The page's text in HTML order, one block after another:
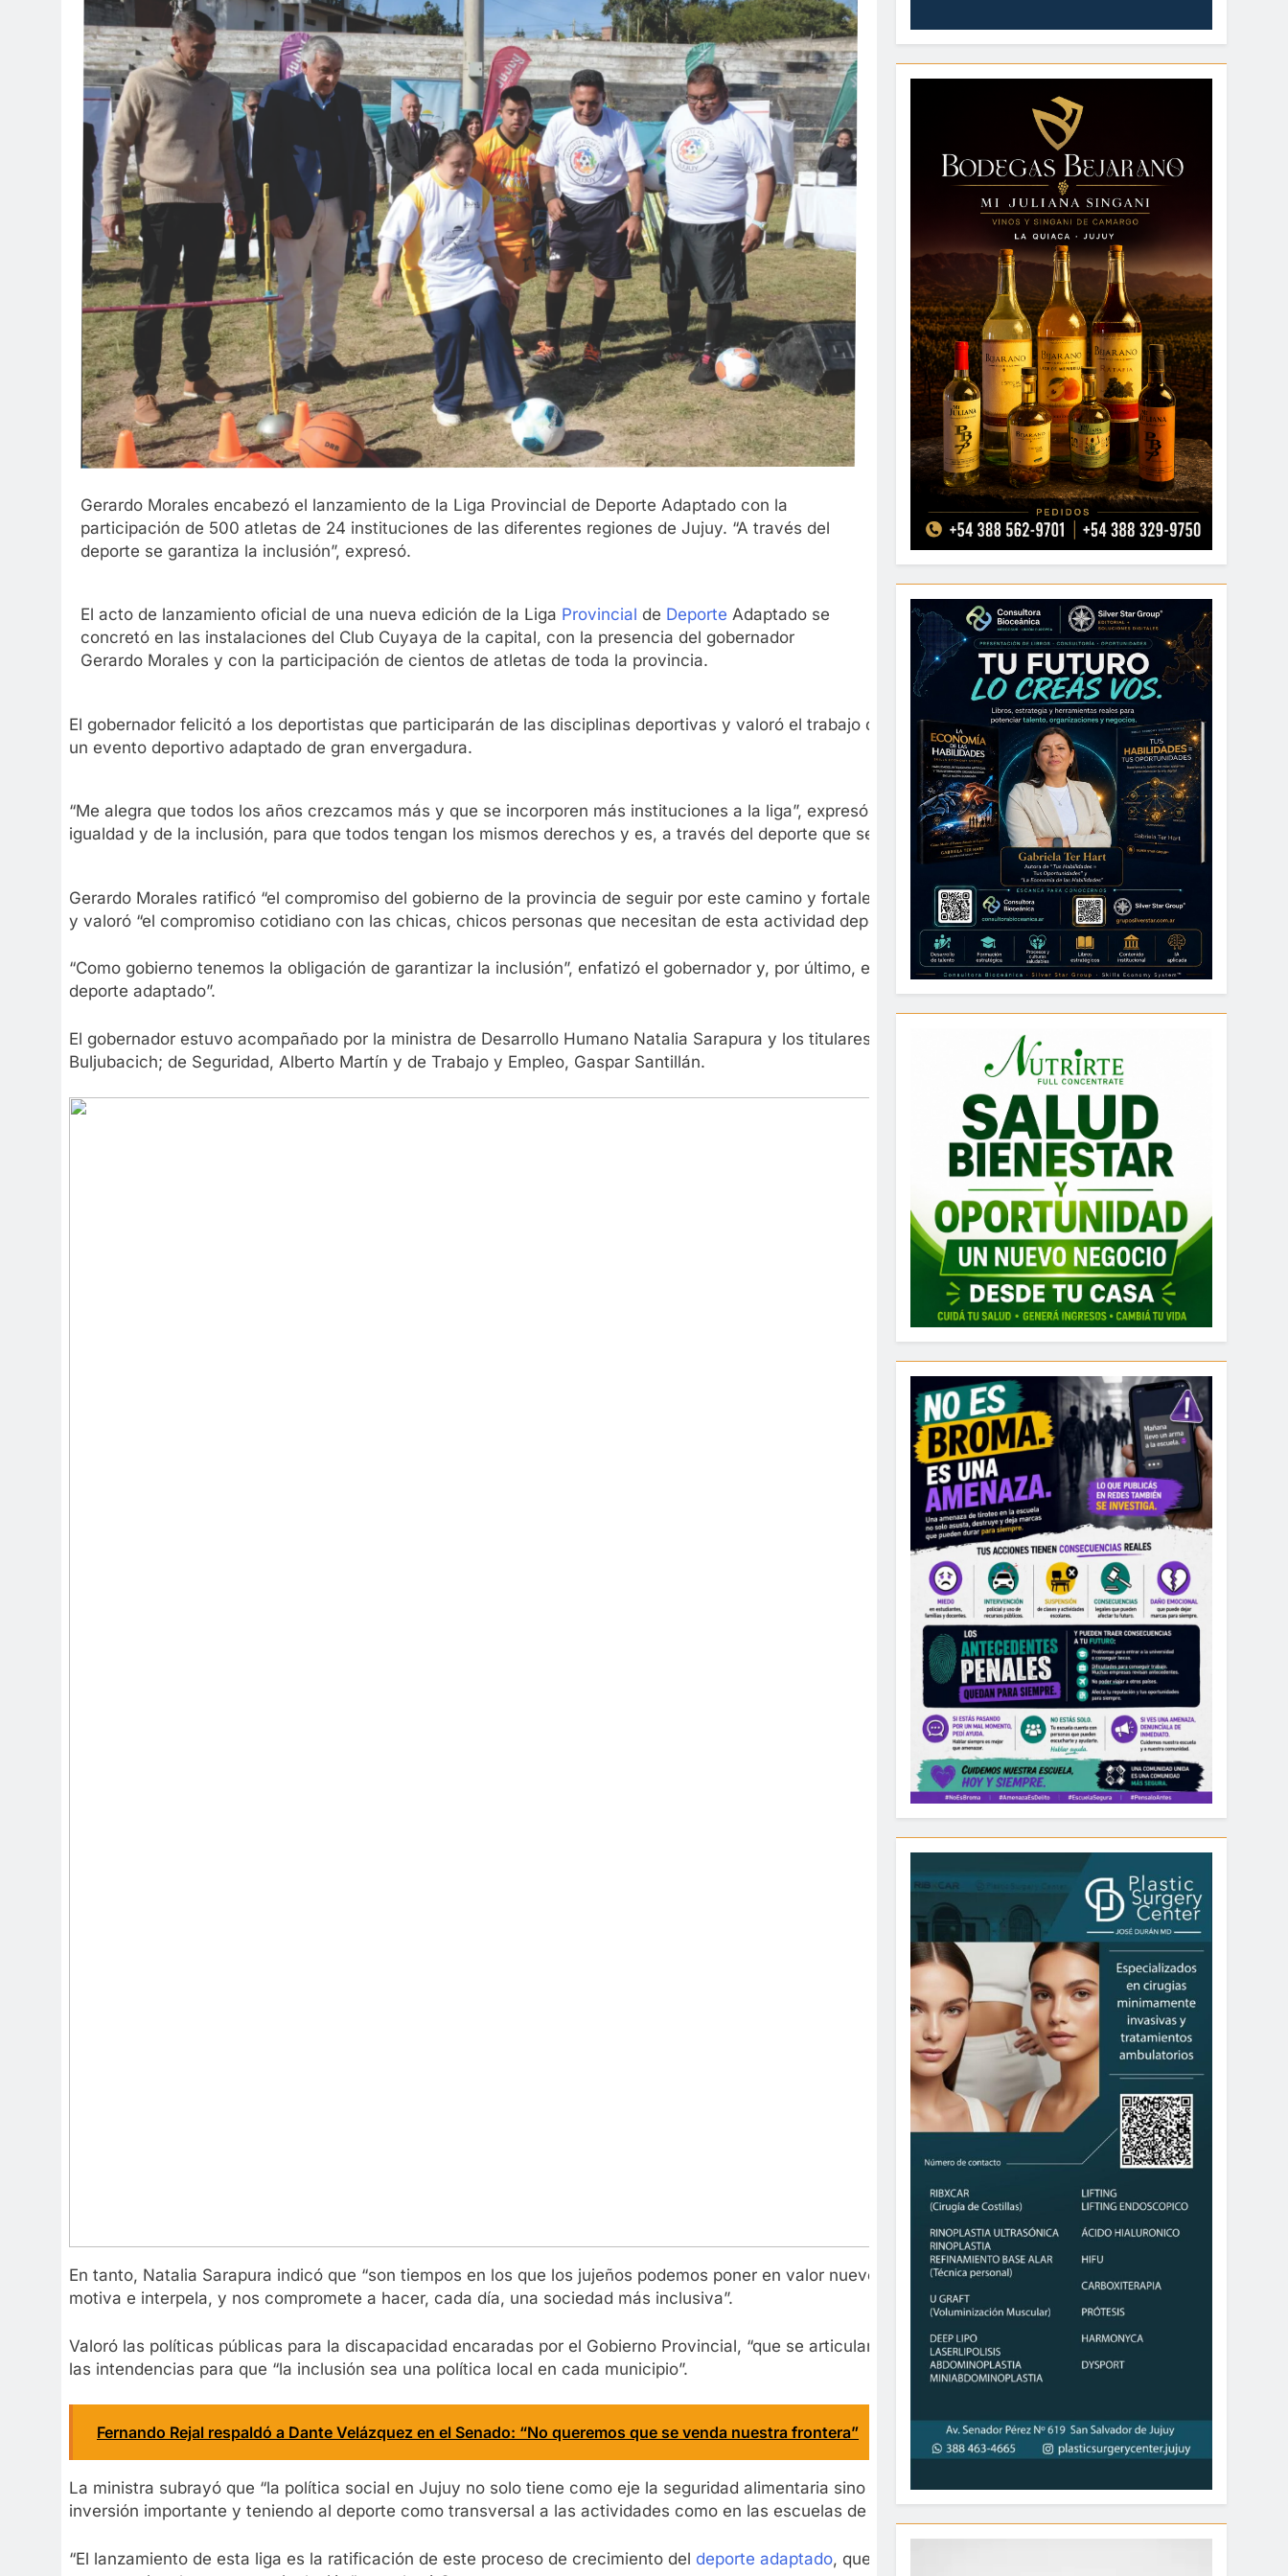
Gerardo Morales encabezó el lanzamiento de la Liga Provincial de Deporte Adaptado con la
participación de 500 atletas de 24 instituciones de las diferentes regiones de Jujuy. “A través del
deporte se garantiza la inclusión”, expresó.
El acto de lanzamiento oficial de una nueva edición de la Liga Provincial de Deporte Adaptado se
concretó en las instalaciones del Club Cuyaya de la capital, con la presencia del gobernador
Gerardo Morales y con la participación de cientos de atletas de toda la provincia.
El gobernador felicitó a los deportistas que participarán de las disciplinas deportivas y valoró el trabajo de las instituciones y municipios para generar
un evento deportivo adaptado de gran envergadura.
“Me alegra que todos los años crezcamos más y que se incorporen más instituciones a la liga”, expresó Morales y enfatizó: “Este es el desafío de la
igualdad y de la inclusión, para que todos tengan los mismos derechos y es, a través del deporte que se garantiza la inclusión”.
Gerardo Morales ratificó “el compromiso del gobierno de la provincia de seguir por este camino y fortalecer a las instituciones en su actividad diaria”,
y valoró “el compromiso cotidiano con las chicas, chicos personas que necesitan de esta actividad deportiva”.
“Como gobierno tenemos la obligación de garantizar la inclusión”, enfatizó el gobernador y, por último, exhortó a “seguir trabajando juntos por el
deporte adaptado”.
El gobernador estuvo acompañado por la ministra de Desarrollo Humano Natalia Sarapura y los titulares de las carteras de Salud, Antonio
Buljubacich; de Seguridad, Alberto Martín y de Trabajo y Empleo, Gaspar Santillán.
En tanto, Natalia Sarapura indicó que “son tiempos en los que los jujeños podemos poner en valor nuevos paradigmas como la inclusión, que nos
motiva e interpela, y nos compromete a hacer, cada día, una sociedad más inclusiva”.
Valoró las políticas públicas para la discapacidad encaradas por el Gobierno Provincial, “que se articulan entre todas las áreas de gobierno” y con
las intendencias para que “la inclusión sea una política local en cada municipio”.
Fernando Rejal respaldó a Dante Velázquez en el Senado: “No queremos que se venda nuestra frontera”
La ministra subrayó que “la política social en Jujuy no solo tiene como eje la seguridad alimentaria sino también la promoción del deporte, con una
inversión importante y teniendo al deporte como transversal a las actividades como en las escuelas de verano y en la Copa Jujuy”.
“El lanzamiento de esta liga es la ratificación de este proceso de crecimiento del deporte adaptado, que se vuelve la herramienta estrategia para